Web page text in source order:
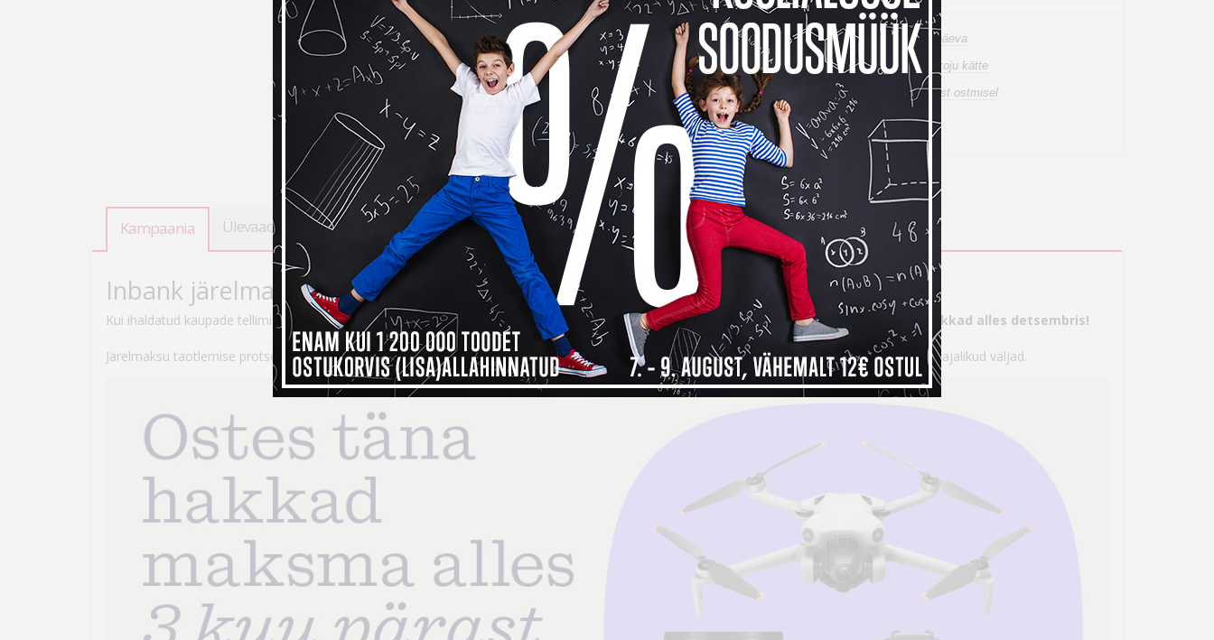
Toode on laos, tarneaeg 1-3 tööpäeva
See toode tuuakse sulle tasuta koju kätte
14
14 päeva tagastusõigus internetist ostmisel
Küsi vahetuspakkumist
Kampaania Ülevaade Tooteandmed Kokkusobivad tooted 1 Tarneinfo Saadavus
Inbank järelmaksuga ostes maksad kauba eest alles detsembris
Kui ihaldatud kaupade tellimiseks peaks raha nappima, siisInbank järelmaksu abiga saad soovitud kauba kohe kätte, aga maksma hakkad alles detsembris!
Järelmaksu taotlemise protsess on lihtne – veebikaubamaja ostukorvis tuleb makseviisiks valida “Maksa järelmaksuga” ning seejärel täita kõik vajalikud väljad.